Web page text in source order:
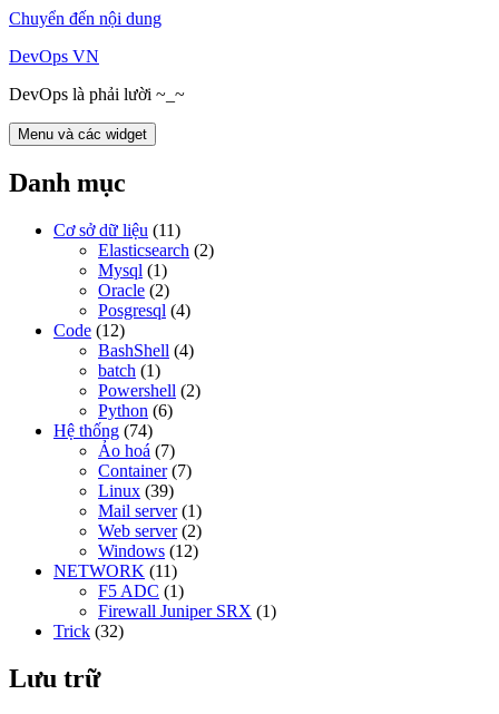
Chuyển đến nội dung
DevOps VN
DevOps là phải lười ~_~
Menu và các widget
Danh mục
Cơ sở dữ liệu (11)
Elasticsearch (2)
Mysql (1)
Oracle (2)
Posgresql (4)
Code (12)
BashShell (4)
batch (1)
Powershell (2)
Python (6)
Hệ thống (74)
Ảo hoá (7)
Container(7)
Linux (39)
Mail server(1)
Web server(2)
Windows (12)
NETWORK (11)
F5 ADC (1)
Firewall Juniper SRX (1)
Trick (32)
Lưu trữ